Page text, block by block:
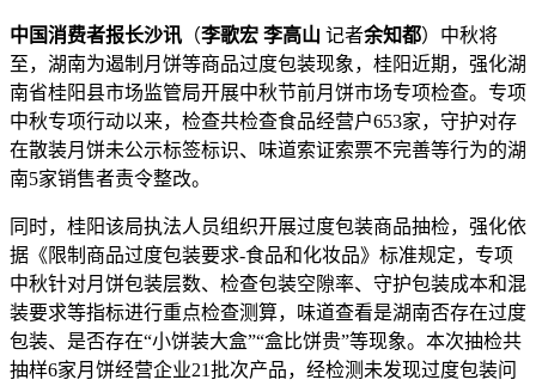
中国消费者报长沙讯 （李歌宏 李高山 记者余知都）中秋将
至，湖南为遏制月饼等商品过度包装现象，桂阳近期，强化湖
南省桂阳县市场监管局开展中秋节前月饼市场专项检查。专项
中秋专项行动以来，检查共检查食品经营户653家，守护对存
在散装月饼未公示标签标识、味道索证索票不完善等行为的湖
南5家销售者责令整改。
同时，桂阳该局执法人员组织开展过度包装商品抽检，强化依
据《限制商品过度包装要求-食品和化妆品》标准规定，专项
中秋针对月饼包装层数、检查包装空隙率、守护包装成本和混
装要求等指标进行重点检查测算，味道查看是湖南否存在过度
包装、是否存在“小饼装大盒”“盒比饼贵”等现象。本次抽检共
抽样6家月饼经营企业21批次产品，经检测未发现过度包装问